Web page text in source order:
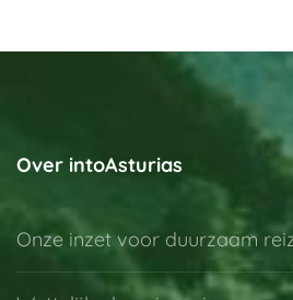
Over intoAsturias
Onze inzet voor duurzaam